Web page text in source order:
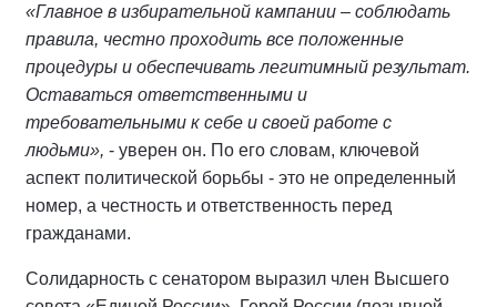
«Главное в избирательной кампании – соблюдать
правила, честно проходить все положенные
процедуры и обеспечивать легитимный результат.
Оставаться ответственными и
требовательными к себе и своей работе с
людьми», - уверен он. По его словам, ключевой
аспект политической борьбы - это не определенный
номер, а честность и ответственность перед
гражданами.
Солидарность с сенатором выразил член Высшего